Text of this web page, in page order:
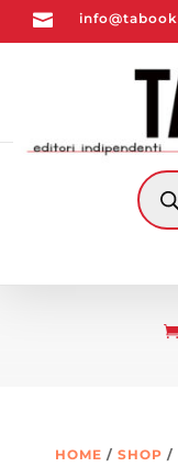

HOME / SHOP /